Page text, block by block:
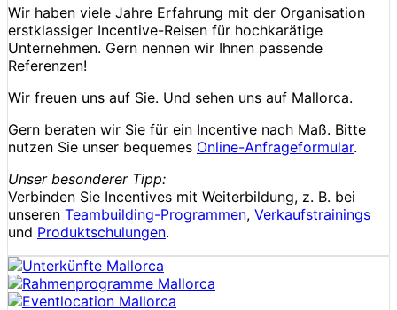
Wir haben viele Jahre Erfahrung mit der Organisation
erstklassiger Incentive-Reisen für hochkarätige
Unternehmen. Gern nennen wir Ihnen passende
Referenzen!
Wir freuen uns auf Sie. Und sehen uns auf Mallorca.
Gern beraten wir Sie für ein Incentive nach Maß. Bitte
nutzen Sie unser bequemes Online-Anfrageformular.
Unser besonderer Tipp:
Verbinden Sie Incentives mit Weiterbildung, z. B. bei
unseren Teambuilding-Programmen, Verkaufstrainings
und Produktschulungen.